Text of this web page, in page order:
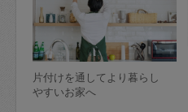
片付けを通してより暮らし
やすいお家へ